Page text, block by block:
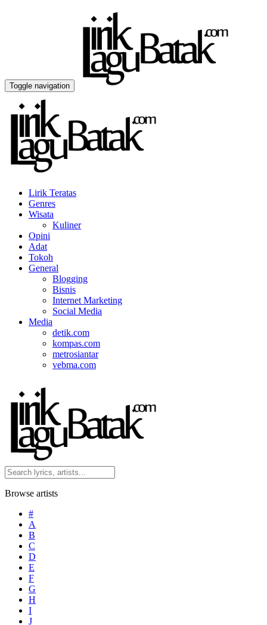
Toggle navigation
Lirik Teratas
Genres
Wisata
Kuliner
Opini
Adat
Tokoh
General
Blogging
Bisnis
Internet Marketing
Social Media
Media
detik.com
kompas.com
metrosiantar
vebma.com
Browse artists
#
A
B
C
D
E
F
G
H
I
J